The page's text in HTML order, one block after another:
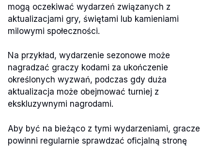
mogą oczekiwać wydarzeń związanych z
aktualizacjami gry, świętami lub kamieniami
milowymi społeczności.
Na przykład, wydarzenie sezonowe może
nagradzać graczy kodami za ukończenie
określonych wyzwań, podczas gdy duża
aktualizacja może obejmować turniej z
ekskluzywnymi nagrodami.
Aby być na bieżąco z tymi wydarzeniami, gracze
powinni regularnie sprawdzać oficjalną stronę